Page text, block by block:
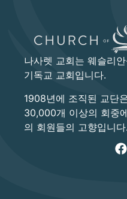
나사렛 교회는 웨슬리
기독교 교회입니다.
1908년에 조직된 교단
30,000개 이상의 회중
의 회원들의 고향입니다.